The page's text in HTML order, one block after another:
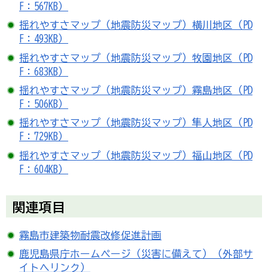
F：567KB）
揺れやすさマップ（地震防災マップ）横川地区（PD
F：493KB）
揺れやすさマップ（地震防災マップ）牧園地区（PD
F：683KB）
揺れやすさマップ（地震防災マップ）霧島地区（PD
F：506KB）
揺れやすさマップ（地震防災マップ）隼人地区（PD
F：729KB）
揺れやすさマップ（地震防災マップ）福山地区（PD
F：604KB）
関連項目
霧島市建築物耐震改修促進計画
鹿児島県庁ホームページ（災害に備えて）（外部サ
イトへリンク）